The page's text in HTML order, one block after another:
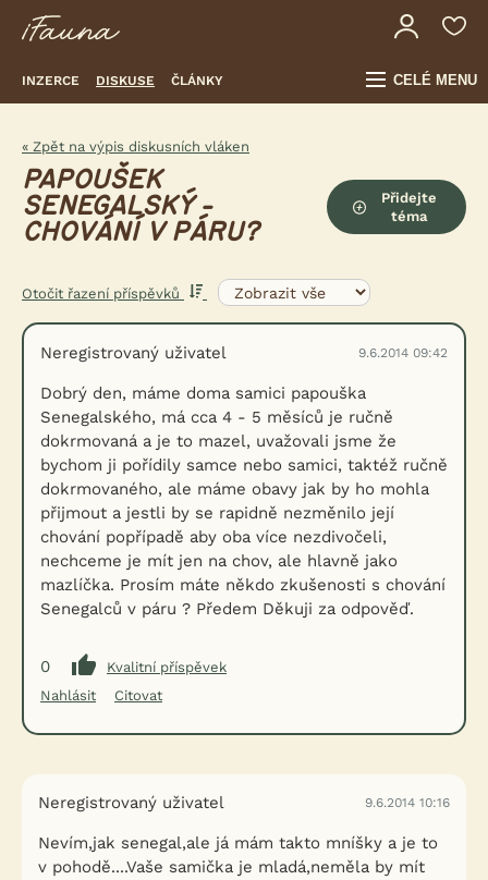
INZERCE DISKUSE ČLÁNKY CELÉ MENU
« Zpět na výpis diskusních vláken
PAPOUŠEK
SENEGALSKÝ -
CHOVÁNÍ V PÁRU?
Přidejte
téma
Otočit řazení příspěvků
Neregistrovaný uživatel 9.6.2014 09:42
Dobrý den, máme doma samici papouška
Senegalského, má cca 4 - 5 měsíců je ručně
dokrmovaná a je to mazel, uvažovali jsme že
bychom ji pořídily samce nebo samici, taktéž ručně
dokrmovaného, ale máme obavy jak by ho mohla
přijmout a jestli by se rapidně nezměnilo její
chování popřípadě aby oba více nezdivočeli,
nechceme je mít jen na chov, ale hlavně jako
mazlíčka. Prosím máte někdo zkušenosti s chování
Senegalců v páru ? Předem Děkuji za odpověď.
0
Kvalitní příspěvek
Nahlásit
Citovat
Neregistrovaný uživatel 9.6.2014 10:16
Nevím,jak senegal,ale já mám takto mníšky a je to
v pohodě....Vaše samička je mladá,neměla by mít